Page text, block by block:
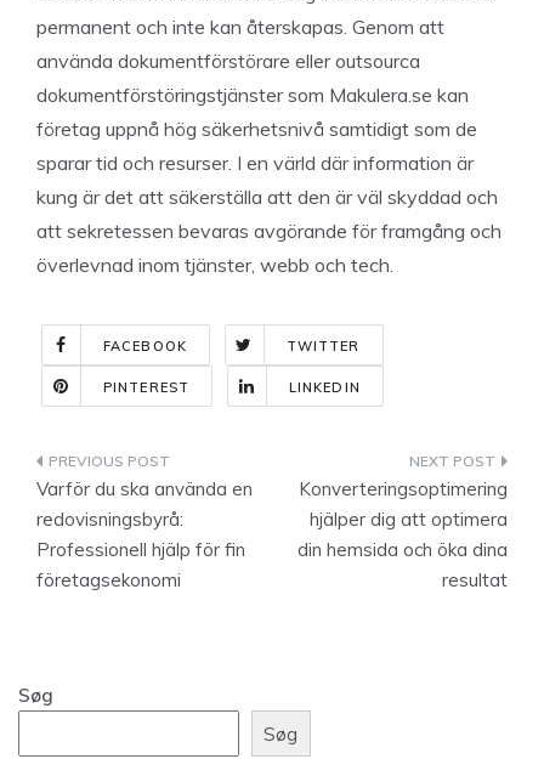
permanent och inte kan återskapas. Genom att
använda dokumentförstörare eller outsourca
dokumentförstöringstjänster som Makulera.se kan
företag uppnå hög säkerhetsnivå samtidigt som de
sparar tid och resurser. I en värld där information är
kung är det att säkerställa att den är väl skyddad och
att sekretessen bevaras avgörande för framgång och
överlevnad inom tjänster, webb och tech.
FACEBOOK TWITTER
PINTEREST LINKEDIN
Indlægsnavigation
Varför du ska använda en
redovisningsbyrå:
Professionell hjälp för fin
företagsekonomi
Konverteringsoptimering
hjälper dig att optimera
din hemsida och öka dina
resultat
Søg
Søg